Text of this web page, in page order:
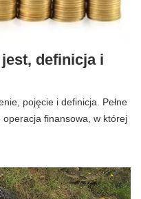
definicja i
pojęcie i definicja. Pełne
finansowa, w której